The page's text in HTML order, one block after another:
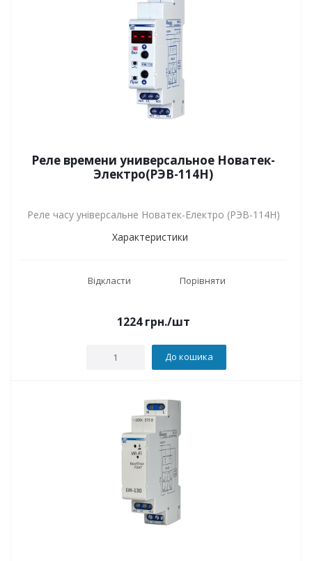
Реле времени универсальное Новатек-
Электро(РЭВ-114Н)
Реле часу універсальне Новатек-Електро (РЭВ-114Н)
Характеристики
Відкласти Порівняти
1224грн./шт
До кошика